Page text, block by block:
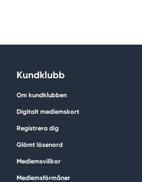
Kundklubb
Om kundklubben
Digitalt medlemskort
Registrera dig
Glömt lösenord
Medlemsvillkor
Medlemsförmåner